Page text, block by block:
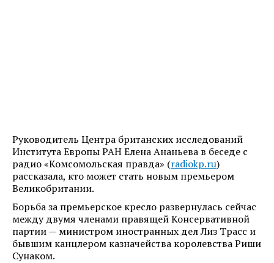
Руководитель Центра британских исследований
Института Европы РАН Елена Ананьева в беседе с
радио «Комсомольская правда» (radiokp.ru)
рассказала, кто может стать новым премьером
Великобритании.
Борьба за премьерское кресло развернулась сейчас
между двумя членами правящей Консервативной
партии — министром иностранных дел Лиз Трасс и
бывшим канцлером казначейства королевства Риши
Сунаком.